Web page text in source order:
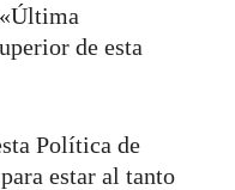
de esta
Política de
estar al tanto